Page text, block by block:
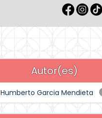
Autor(es)
Humberto Garcia Mendieta